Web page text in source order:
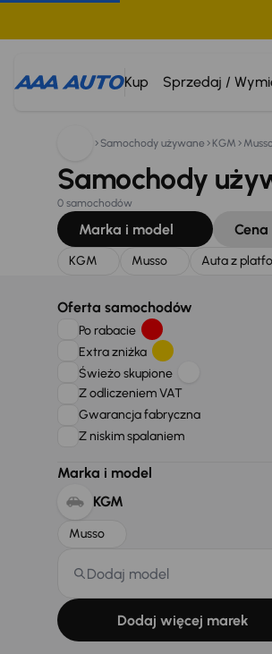
Kup Sprzedaj /
Szukam:
Samochody używane KGM Musso
Samochody
0 samochodów
Marka i model Cena
KGM Musso Auta z
Oferta samochodów
Po rabacie
Extra zniżka
Świeżo skupione
Z odliczeniem VAT
Gwarancja fabryczna
Z niskim spalaniem
Marka i model
KGM
Musso
Dodaj model
Dodaj więcej marek